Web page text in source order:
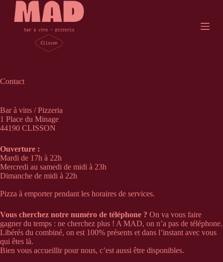
c
t
e
n
Contact
Bar à vins / Pizzeria
1 Place du Minage
44190 CLISSON
Ouverture :
Mardi de 17h à 22h
Mercredi au samedi de midi à 23h
Dimanche de midi à 22h
Pizza à emporter pendant les horaires de services.
Vous cherchez notre numéro de téléphone ? On va vous faire
gagner du temps : ne cherchez plus ! A MAD, on n’a pas de téléphone.
Libérés du combiné, on est 100% présents et dans l’instant avec vous
qui êtes là.
Bien vous accueillir pour nous, c’est aussi être disponibles.